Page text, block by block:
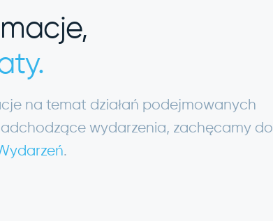
na temat działań podejmowanych
wydarzenia, zachęcamy do
.